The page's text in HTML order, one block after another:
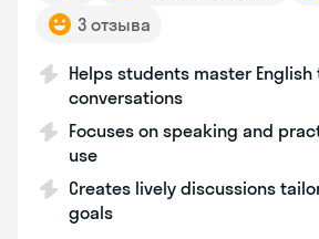
3 отзыва
Helps students master
conversations
Focuses on speaking and
use
Creates lively discussions
goals